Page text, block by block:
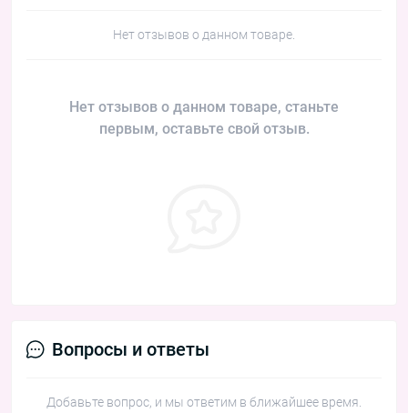
Нет отзывов о данном товаре.
Нет отзывов о данном товаре, станьте
первым, оставьте свой отзыв.
Вопросы и ответы
Добавьте вопрос, и мы ответим в ближайшее время.